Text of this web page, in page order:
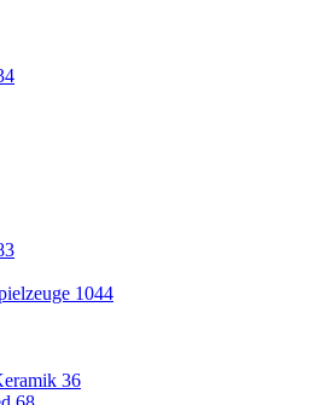
1044
36